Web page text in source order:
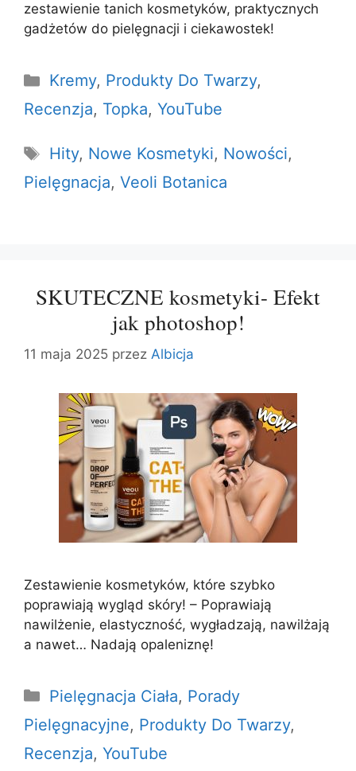
zestawienie tanich kosmetyków, praktycznych
gadżetów do pielęgnacji i ciekawostek!
Kategorie
Kremy, Produkty Do Twarzy,
Recenzja, Topka, YouTube
Tagi
Hity, Nowe Kosmetyki, Nowości,
Pielęgnacja, Veoli Botanica
SKUTECZNE kosmetyki- Efekt
jak photoshop!
11 maja 2025 przez Albicja
Zestawienie kosmetyków, które szybko
poprawiają wygląd skóry! – Poprawiają
nawilżenie, elastyczność, wygładzają, nawilżają
a nawet… Nadają opaleniznę!
Kategorie
Pielęgnacja Ciała, Porady
Pielęgnacyjne, Produkty Do Twarzy,
Recenzja, YouTube